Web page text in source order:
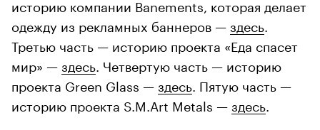
историю компании Banements, которая делает
одежду из рекламных баннеров —здесь
Третью часть — историю проекта «Еда спасет
мир» —здесь . Четвертую часть — историю
проекта Green Glass —здесь . Пятую часть —
историю проекта S.M.Art Metals —здесь